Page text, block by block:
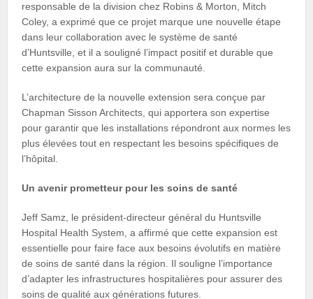
responsable de la division chez Robins & Morton, Mitch
Coley, a exprimé que ce projet marque une nouvelle étape
dans leur collaboration avec le système de santé
d’Huntsville, et il a souligné l’impact positif et durable que
cette expansion aura sur la communauté.
L’architecture de la nouvelle extension sera conçue par
Chapman Sisson Architects, qui apportera son expertise
pour garantir que les installations répondront aux normes les
plus élevées tout en respectant les besoins spécifiques de
l’hôpital.
Un avenir prometteur pour les soins de santé
Jeff Samz, le président-directeur général du Huntsville
Hospital Health System, a affirmé que cette expansion est
essentielle pour faire face aux besoins évolutifs en matière
de soins de santé dans la région. Il souligne l’importance
d’adapter les infrastructures hospitalières pour assurer des
soins de qualité aux générations futures.